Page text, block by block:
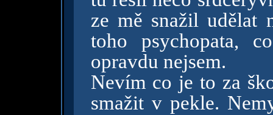
ze mě snažil udělat
toho psychopata,
opravdu nejsem.
Nevím co je to za
smažit v pekle.